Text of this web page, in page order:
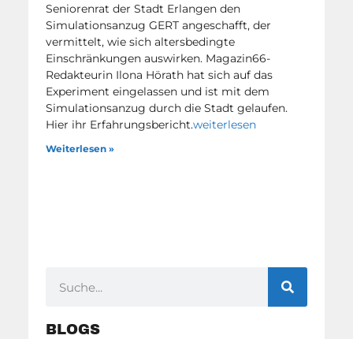
Seniorenrat der Stadt Erlangen den
Simulationsanzug GERT angeschafft, der
vermittelt, wie sich altersbedingte
Einschränkungen auswirken. Magazin66-
Redakteurin Ilona Hörath hat sich auf das
Experiment eingelassen und ist mit dem
Simulationsanzug durch die Stadt gelaufen.
Hier ihr Erfahrungsbericht.weiterlesen
Weiterlesen »
BLOGS